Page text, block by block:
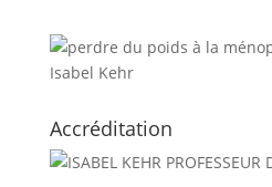
Accréditation